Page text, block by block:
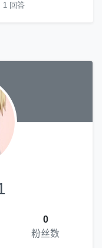
1 回答
0
粉丝数